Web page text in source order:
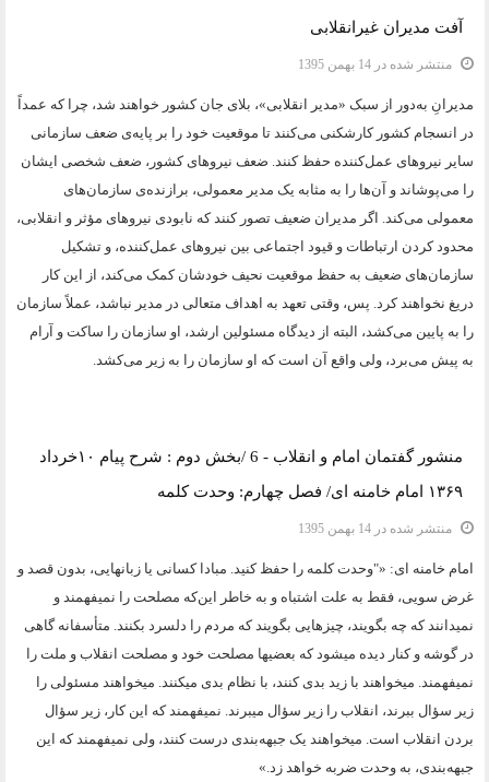
دسته: یادداشت و مقاله
آفت مدیران غیرانقلابی
منتشر شده در 14 بهمن 1395
مدیرانِ به‌دور از سبک «مدیر انقلابی»، بلای جان کشور خواهند شد، چرا که عمداً
در انسجام کشور کارشکنی می‌کنند تا موقعیت خود را بر پایه‌ی ضعف سازمانی
سایر نیروهای عمل‌کننده حفظ کنند. ضعف نیروهای کشور، ضعف شخصی ایشان
را می‌پوشاند و آن‌ها را به مثابه یک مدیر معمولی، برازنده‌ی سازمان‌های
معمولی می‌کند. اگر مدیران ضعیف تصور کنند که نابودی نیروهای مؤثر و انقلابی،
محدود کردن ارتباطات و قیود اجتماعی بین نیروهای عمل‌کننده، و تشکیل
سازمان‌های ضعیف به حفظ موقعیت نحیف خودشان کمک می‌کند، از این کار
دریغ نخواهند کرد. پس، وقتی تعهد به اهداف متعالی در مدیر نباشد، عملاً سازمان
را به پایین می‌کشد، البته از دیدگاه مسئولین ارشد، او سازمان را ساکت و آرام
به پیش می‌برد، ولی واقع آن است که او سازمان را به زیر می‌کشد.
یادداشت و مقاله
منشور گفتمان امام و انقلاب - 6 /بخش دوم : شرح پیام ۱۰خرداد
۱۳۶۹ امام خامنه ای/ فصل چهارم: وحدت کلمه
منتشر شده در 14 بهمن 1395
امام خامنه ای: «"وحدت کلمه را حفظ کنید. مبادا کسانی یا زبانهایی، بدون قصد و
غرض سویی، فقط به علت اشتباه و به خاطر این‌که مصلحت را نمیفهمند و
نمیدانند که چه بگویند، چیزهایی بگویند که مردم را دلسرد بکنند. متأسفانه گاهی
در گوشه و کنار دیده میشود که بعضیها مصلحت خود و مصلحت انقلاب و ملت را
نمیفهمند. میخواهند با زید بدی کنند، با نظام بدی میکنند. میخواهند مسئولی را
زیر سؤال ببرند، انقلاب را زیر سؤال میبرند. نمیفهمند که این کار، زیر سؤال
بردن انقلاب است. میخواهند یک جبهه‌بندی درست کنند، ولی نمیفهمند که این
جبهه‌بندی، به وحدت ضربه خواهد زد.»